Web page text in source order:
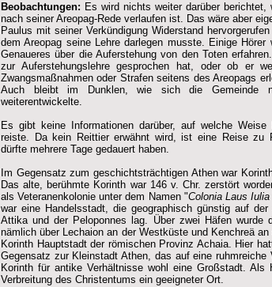
Beobachtungen: Es wird nichts weiter darüber
nach seiner Areopag-Rede verlaufen ist. Das wäre aber
Paulus mit seiner Verkündigung Widerstand
dem Areopag seine Lehre darlegen musste. Einige Hörer
Genaueres über die Auferstehung von den Toten
zur Auferstehungslehre gesprochen hat, oder ob er
Zwangsmaßnahmen oder Strafen seitens des Areopags
Auch bleibt im Dunklen, wie sich die Gemeinde
weiterentwickelte.
Es gibt keine Informationen darüber, auf welche
reiste. Da kein Reittier erwähnt wird, ist eine Reise zu
dürfte mehrere Tage gedauert haben.
Im Gegensatz zum geschichtsträchtigen Athen war
Das alte, berühmte Korinth war 146 v. Chr. zerstört
als Veteranenkolonie unter dem Namen "Colonia Laus
war eine Handelsstadt, die geographisch günstig auf
Attika und der Peloponnes lag. Über zwei Häfen wurde
nämlich über Lechaion an der Westküste und Kenchreä
Korinth Hauptstadt der römischen Provinz Achaia. Hier
Gegensatz zur Kleinstadt Athen, das auf eine ruhmreiche
Korinth für antike Verhältnisse wohl eine Großstadt. Als
Verbreitung des Christentums ein geeigneter Ort.